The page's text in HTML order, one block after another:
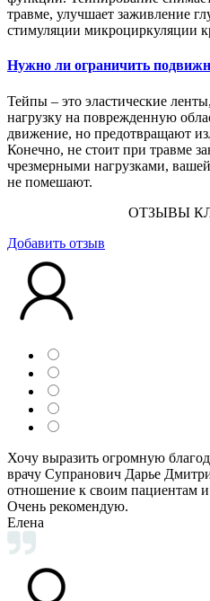
травме, улучшает заживление
стимуляции микроциркуляции
Нужно ли ограничить
Тейпы – это эластические
нагрузку на поврежденную
движение, но предотвращают
Конечно, не стоит при травме
чрезмерными нагрузками,
не помешают.
ОТЗЫВЫ
Добавить отзыв
Хочу выразить огромную
врачу Супранович Дарье
отношение к своим пациентам
Очень рекомендую.
Елена